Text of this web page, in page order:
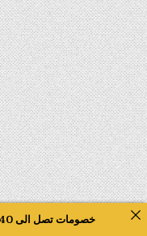
خصومات تصل الى 40 % ... قد توجد اخطاء .. اتصل بالمبيعات